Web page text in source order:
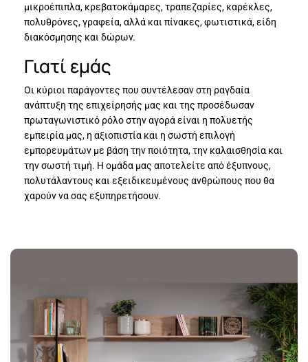
μικροέπιπλα, κρεβατοκάμαρες, τραπεζαρίες, καρέκλες,
πολυθρόνες, γραφεία, αλλά και πίνακες, φωτιστικά, είδη
διακόσμησης και δώρων.
Γιατί εμάς
Οι κύριοι παράγοντες που συντέλεσαν στη ραγδαία
ανάπτυξη της επιχείρησής μας και της προσέδωσαν
πρωταγωνιστικό ρόλο στην αγορά είναι η πολυετής
εμπειρία μας, η αξιοπιστία και η σωστή επιλογή
εμπορευμάτων με βάση την ποιότητα, την καλαισθησία και
την σωστή τιμή. Η ομάδα μας αποτελείτε από έξυπνους,
πολυτάλαντους και εξειδικευμένους ανθρώπους που θα
χαρούν να σας εξυπηρετήσουν.